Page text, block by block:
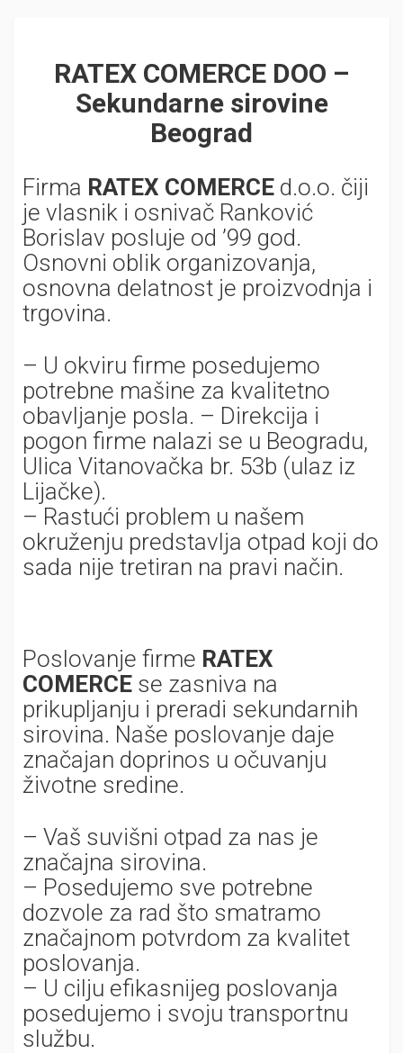
RATEX COMERCE DOO –
Sekundarne sirovine
Beograd
Firma RATEX COMERCE d.o.o. čiji
je vlasnik i osnivač Ranković
Borislav posluje od ’99 god.
Osnovni oblik organizovanja,
osnovna delatnost je proizvodnja i
trgovina.
– U okviru firme posedujemo
potrebne mašine za kvalitetno
obavljanje posla. – Direkcija i
pogon firme nalazi se u Beogradu,
Ulica Vitanovačka br. 53b (ulaz iz
Lijačke).
– Rastući problem u našem
okruženju predstavlja otpad koji do
sada nije tretiran na pravi način.
Poslovanje firme RATEX
COMERCE se zasniva na
prikupljanju i preradi sekundarnih
sirovina. Naše poslovanje daje
značajan doprinos u očuvanju
životne sredine.
– Vaš suvišni otpad za nas je
značajna sirovina.
– Posedujemo sve potrebne
dozvole za rad što smatramo
značajnom potvrdom za kvalitet
poslovanja.
– U cilju efikasnijeg poslovanja
posedujemo i svoju transportnu
službu.